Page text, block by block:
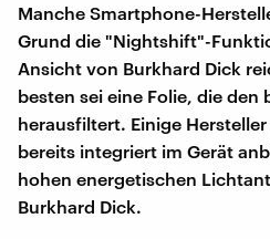
Manche Smartphone-
Grund die "Nightshift"-
Ansicht von Burkhard Dick
besten sei eine Folie, die den
herausfiltert. Einige
bereits integriert im Gerät
hohen energetischen
Burkhard Dick.